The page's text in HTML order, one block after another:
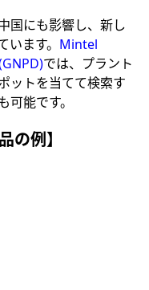
国にも影響し、新し
ます。 Mintel
では、プラント
ットを当てて検索す
能です。
の例】